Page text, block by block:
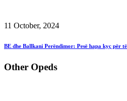
11 October, 2024
BE dhe Ballkani Perëndimor: Pesë hapa kyç për
Other Opeds